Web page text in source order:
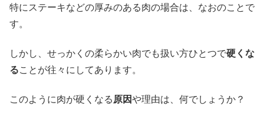
特にステーキなどの厚みのある肉の場合は、なおのことで
す。
しかし、せっかくの柔らかい肉でも扱い方ひとつで硬くな
ることが往々にしてあります。
このように肉が硬くなる 原因や理由は、何でしょうか？